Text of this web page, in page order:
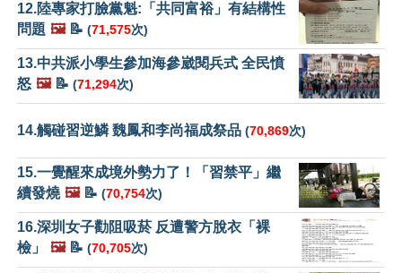
12.陸專家打臉黨魁:「共同富裕」有結構性
問題 🖼️📝 (71,575次)
13.中共派小學生參加海參崴閱兵式 全民憤
怒 🖼️📝 (71,294次)
14.觸碰習逆鱗 魏鳳和李尚福成祭品 (70,869次)
15.一覺醒來成境外勢力了！「習禁平」繼
續發燒 🖼️📝 (70,754次)
16.深圳女子勸阻吸菸 反遭警方脫衣「裸
檢」
🖼️📝 (70,705次)